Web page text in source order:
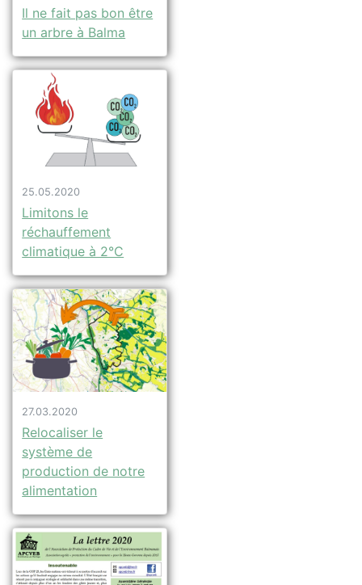
Il ne fait pas bon être
un arbre à Balma
25.05.2020
Limitons le
réchauffement
climatique à 2°C
27.03.2020
Relocaliser le
système de
production de notre
alimentation